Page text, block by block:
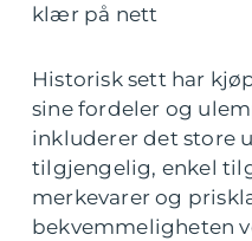
klær på nett
Historisk sett har
sine fordeler og
inkluderer det store
tilgjengelig, enkel
merkevarer og
bekvemmeligheten